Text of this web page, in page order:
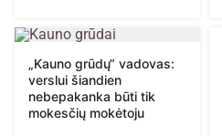
„Kauno grūdų“ vadovas:
verslui šiandien
nebepakanka būti tik
mokesčių mokėtoju